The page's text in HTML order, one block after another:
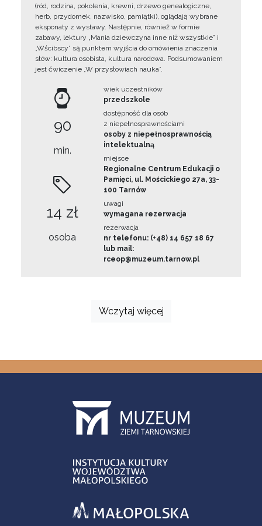
(ród, rodzina, pokolenia, krewni, drzewo genealogiczne,
herb, przydomek, nazwisko, pamiątki), oglądają wybrane
eksponaty z wystawy. Następnie, również w formie
zabawy, lektury „Mania dziewczyna inne niż wszystkie” i
„Wścibscy” są punktem wyjścia do omówienia znaczenia
słów: kultura osobista, kultura narodowa. Podsumowaniem
jest ćwiczenie „W przysłowiach nauka”.
90
min.
14 zł
osoba
wiek uczestników
przedszkole
dostępność dla osób
z niepełnosprawnościami
osoby z niepełnosprawnością
intelektualną
miejsce
Regionalne Centrum Edukacji o
Pamięci, ul. Mościckiego 27a, 33-
100 Tarnów
uwagi
wymagana rezerwacja
rezerwacja
nr telefonu: (+48) 14 657 18 67
lub mail:
rceop@muzeum.tarnow.pl
Wczytaj więcej